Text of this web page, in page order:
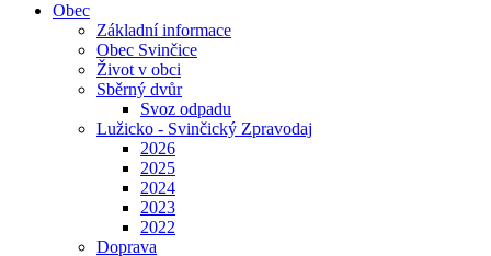
Obec
Základní informace
Obec Svinčice
Život v obci
Sběrný dvůr
Svoz odpadu
Lužicko - Svinčický Zpravodaj
2026
2025
2024
2023
2022
Doprava